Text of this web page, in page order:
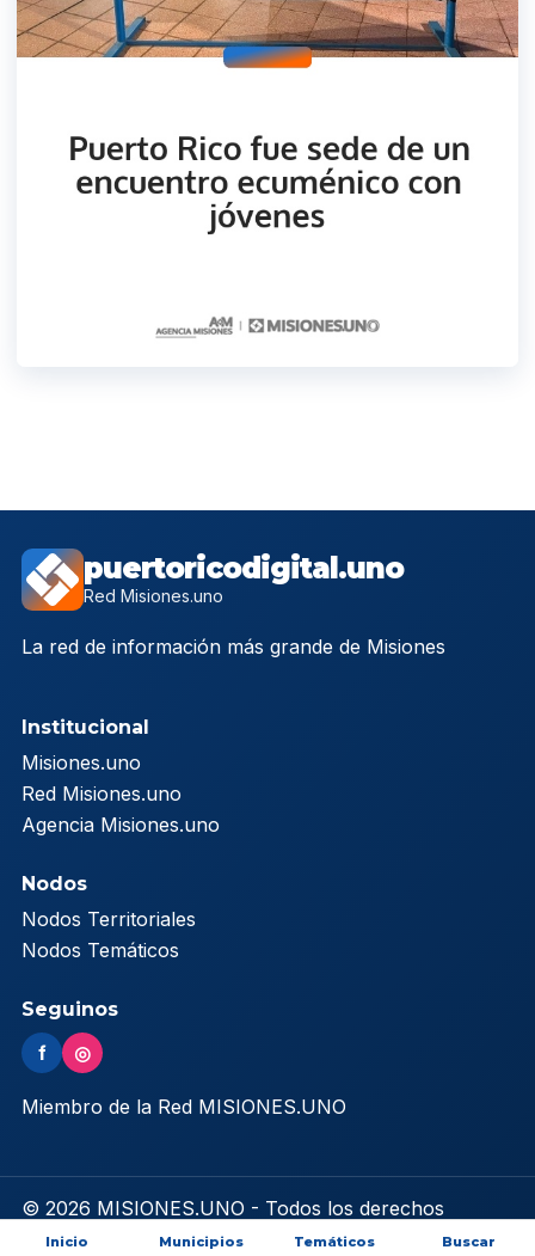
puertoricodigital.uno
Red Misiones.uno
La red de información más grande de Misiones
Institucional
Misiones.uno
Red Misiones.uno
Agencia Misiones.uno
Nodos
Nodos Territoriales
Nodos Temáticos
Seguinos
f ◎
Miembro de la Red MISIONES.UNO
© 2026 MISIONES.UNO - Todos los derechos
reservados
Inicio Municipios Temáticos Buscar